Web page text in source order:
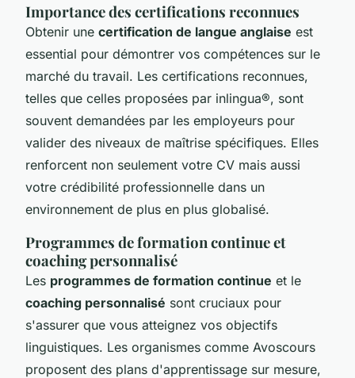
Importance des certifications reconnues
Obtenir une certification de langue anglaise est
essential pour démontrer vos compétences sur le
marché du travail. Les certifications reconnues,
telles que celles proposées par inlingua®, sont
souvent demandées par les employeurs pour
valider des niveaux de maîtrise spécifiques. Elles
renforcent non seulement votre CV mais aussi
votre crédibilité professionnelle dans un
environnement de plus en plus globalisé.
Programmes de formation continue et
coaching personnalisé
Les programmes de formation continue et le
coaching personnalisé sont cruciaux pour
s'assurer que vous atteignez vos objectifs
linguistiques. Les organismes comme Avoscours
proposent des plans d'apprentissage sur mesure,